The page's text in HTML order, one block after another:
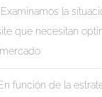
la
que necesitan
función de la